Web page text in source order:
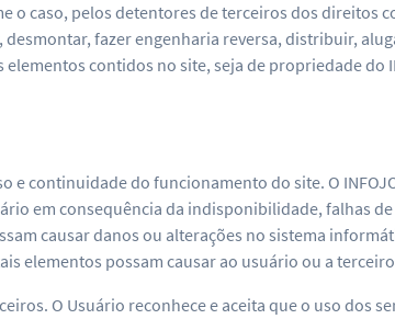
o caso, pelos detentores de terceiros dos direitos
fazer engenharia reversa, distribuir,
contidos no site, seja de propriedade do
e continuidade do funcionamento do site. O
em consequência da indisponibilidade, falhas
causar danos ou alterações no sistema
elementos possam causar ao usuário ou a
O Usuário reconhece e aceita que o uso dos